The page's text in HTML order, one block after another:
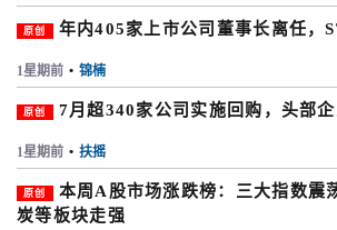
原创 年内405家上市公司董事长离任，
1星期前 • 锦楠
原创 7月超340家公司实施回购，头部
1星期前 • 扶摇
原创
本周A股市场涨跌榜：三大指数震
炭等板块走强